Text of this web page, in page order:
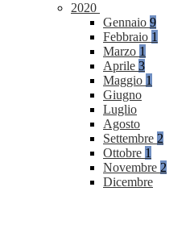
2020
Gennaio 9
Febbraio 1
Marzo 1
Aprile 3
Maggio 1
Giugno
Luglio
Agosto
Settembre 2
Ottobre 1
Novembre 2
Dicembre